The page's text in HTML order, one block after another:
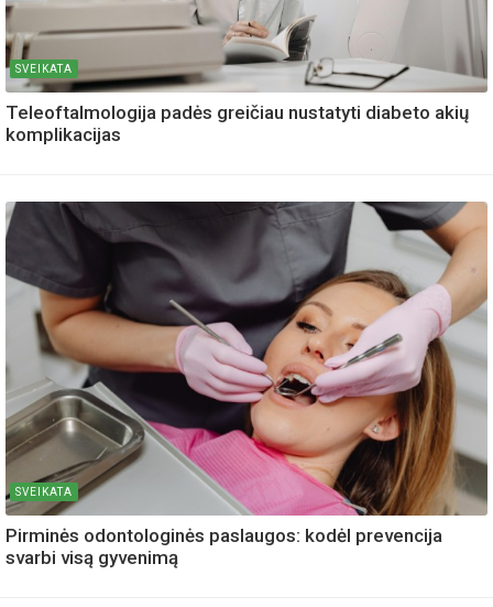
SVEIKATA
Teleoftalmologija padės greičiau nustatyti diabeto akių
komplikacijas
SVEIKATA
Pirminės odontologinės paslaugos: kodėl prevencija
svarbi visą gyvenimą